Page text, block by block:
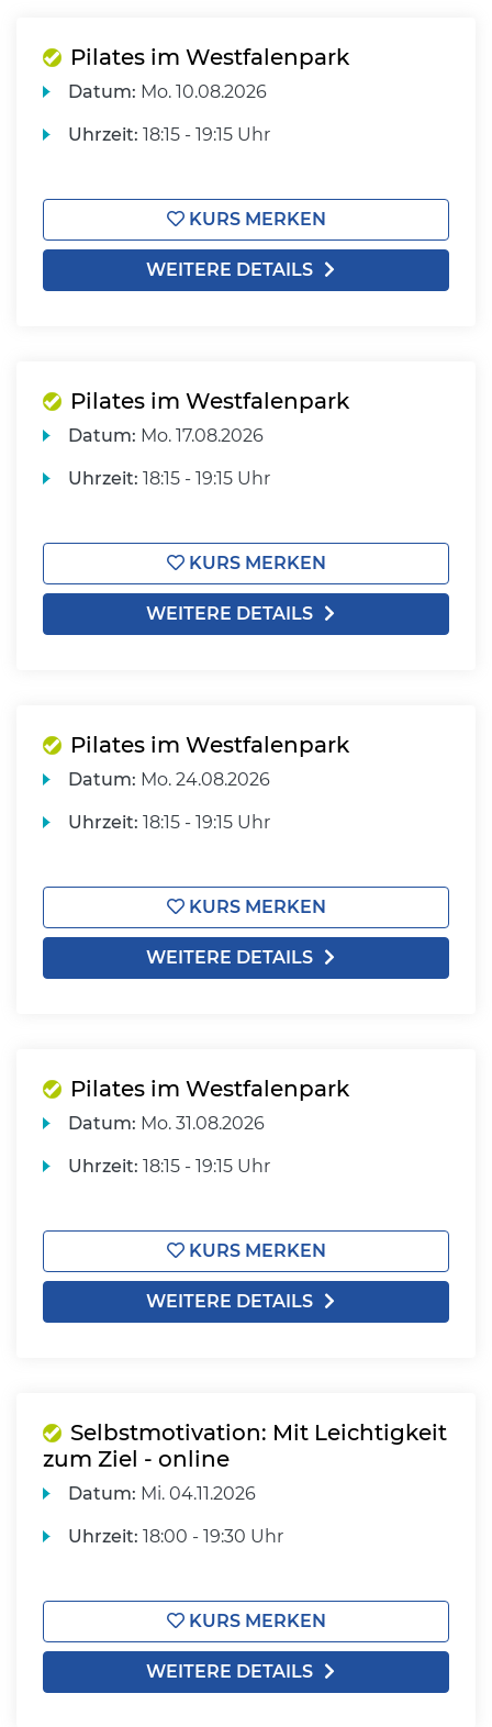
Pilates im Westfalenpark
Datum: Mo. 10.08.2026
Uhrzeit: 18:15 - 19:15 Uhr
KURS MERKEN
WEITERE DETAILS
Pilates im Westfalenpark
Datum: Mo. 17.08.2026
Uhrzeit: 18:15 - 19:15 Uhr
KURS MERKEN
WEITERE DETAILS
Pilates im Westfalenpark
Datum: Mo. 24.08.2026
Uhrzeit: 18:15 - 19:15 Uhr
KURS MERKEN
WEITERE DETAILS
Pilates im Westfalenpark
Datum: Mo. 31.08.2026
Uhrzeit: 18:15 - 19:15 Uhr
KURS MERKEN
WEITERE DETAILS
Selbstmotivation: Mit Leichtigkeit
zum Ziel - online
Datum: Mi. 04.11.2026
Uhrzeit: 18:00 - 19:30 Uhr
KURS MERKEN
WEITERE DETAILS